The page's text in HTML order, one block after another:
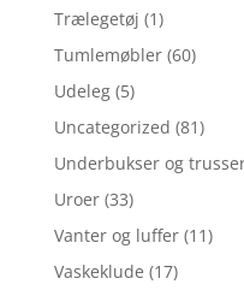
Trælegetøj (1)
Tumlemøbler (60)
Udeleg (5)
Uncategorized (81)
Underbukser og
Uroer (33)
Vanter og luffer (11)
Vaskeklude (17)